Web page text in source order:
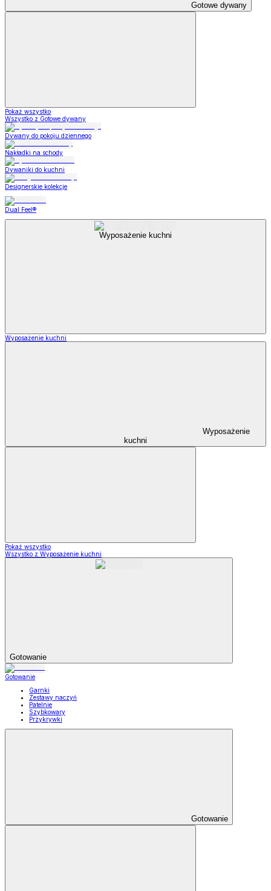
Gotowe dywany
Pokaż wszystko
Wszystko z Gotowe dywany
Dywany do pokoju dziennego
Nakładki na schody
Dywaniki do kuchni
Designerskie kolekcje
Dual Feel®
Wyposażenie kuchni
Wyposażenie kuchni
Wyposażenie
kuchni
Pokaż wszystko
Wszystko z Wyposażenie kuchni
Gotowanie
Gotowanie
Garnki
Zestawy naczyń
Patelnie
Szybkowary
Przykrywki
Gotowanie